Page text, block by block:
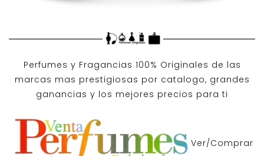
Perfumes y Fragancias 100% Originales de las
marcas mas prestigiosas por catalogo, grandes
ganancias y los mejores precios para ti
Ver/Comprar